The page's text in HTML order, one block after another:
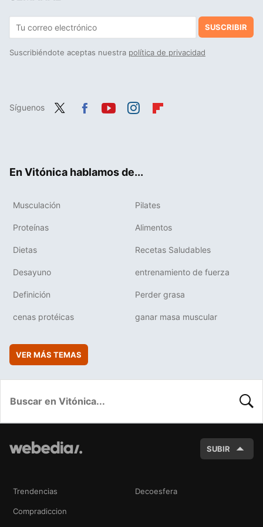
SUSCRIBIR
Suscribiéndote aceptas nuestra política de privacidad
Síguenos
En Vitónica hablamos de...
Musculación Pilates
Proteínas Alimentos
Dietas Recetas Saludables
Desayuno entrenamiento de fuerza
Definición Perder grasa
cenas protéicas ganar masa muscular
VER MÁS TEMAS
SUBIR
Trendencias Decoesfera
Compradiccion